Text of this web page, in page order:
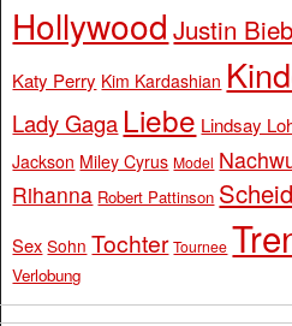
Hollywood Justin
Katy Perry Kim Kardashian
Lady Gaga Liebe Lindsay
Jackson Miley Cyrus Model
Rihanna Robert Pattinson
Sex Sohn Tochter Tournee
Verlobung